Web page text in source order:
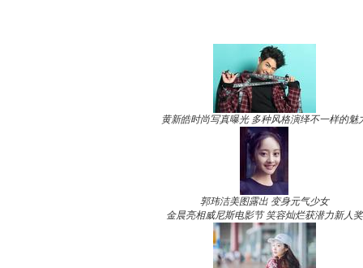
黄新皓时尚写真曝光 多种风格演绎不一样的魅
郭玮洁美图露出 变身元气少女
金晨亮相威尼斯电影节 笑容灿烂获潜力新人奖